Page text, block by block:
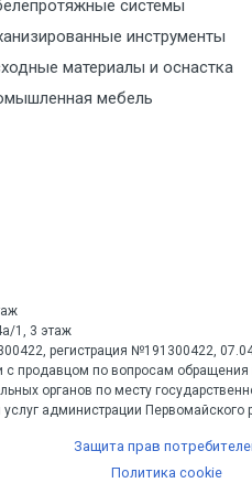
системы
инструменты
материалы и оснастка
мебель
1, 3 этаж
регистрация №191300422,
продавцом по вопросам обращения
органов по месту
услуг администрации Первомайского
Защита прав
Политика cookie